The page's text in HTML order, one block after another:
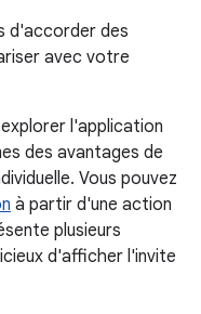
d'accorder des
avec votre
l'application
des avantages de
Vous pouvez
à partir d'une action
plusieurs
d'afficher l'invite